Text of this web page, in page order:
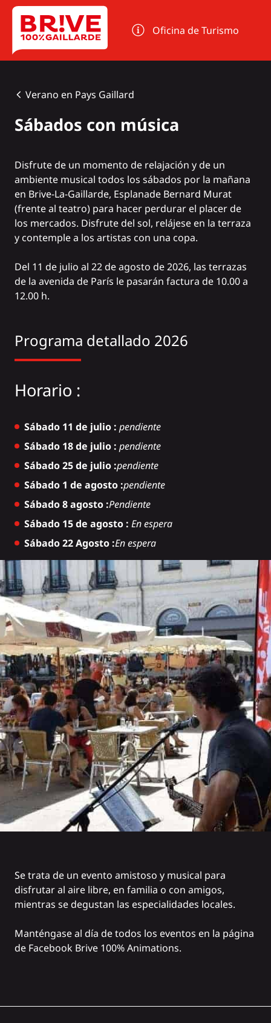
Panel de gestión de cookies
Oficina de Turismo
Verano en Pays Gaillard
Sábados con música
Disfrute de un momento de relajación y de un
ambiente musical todos los sábados por la mañana
en Brive-La-Gaillarde, Esplanade Bernard Murat
(frente al teatro) para hacer perdurar el placer de
los mercados. Disfrute del sol, relájese en la terraza
y contemple a los artistas con una copa.
Del 11 de julio al 22 de agosto de 2026, las terrazas
de la avenida de París le pasarán factura de 10.00 a
12.00 h.
Programa detallado 2026
Horario :
Sábado 11 de julio : pendiente
Sábado 18 de julio : pendiente
Sábado 25 de julio :pendiente
Sábado 1 de agosto :pendiente
Sábado 8 agosto :Pendiente
Sábado 15 de agosto : En espera
Sábado 22 Agosto :En espera
Se trata de un evento amistoso y musical para
disfrutar al aire libre, en familia o con amigos,
mientras se degustan las especialidades locales.
Manténgase al día de todos los eventos en la página
de Facebook Brive 100% Animations.